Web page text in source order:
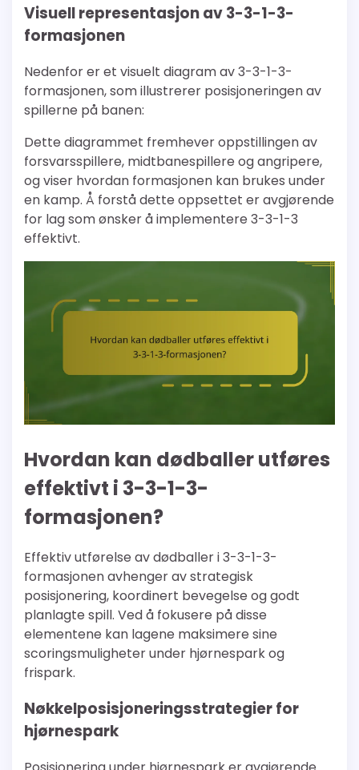
Visuell representasjon av 3-3-1-3-
formasjonen
Nedenfor er et visuelt diagram av 3-3-1-3-
formasjonen, som illustrerer posisjoneringen av
spillerne på banen:
Dette diagrammet fremhever oppstillingen av
forsvarsspillere, midtbanespillere og angripere,
og viser hvordan formasjonen kan brukes under
en kamp. Å forstå dette oppsettet er avgjørende
for lag som ønsker å implementere 3-3-1-3
effektivt.
Hvordan kan dødballer utføres
effektivt i 3-3-1-3-
formasjonen?
Effektiv utførelse av dødballer i 3-3-1-3-
formasjonen avhenger av strategisk
posisjonering, koordinert bevegelse og godt
planlagte spill. Ved å fokusere på disse
elementene kan lagene maksimere sine
scoringsmuligheter under hjørnespark og
frispark.
Nøkkelposisjoneringsstrategier for
hjørnespark